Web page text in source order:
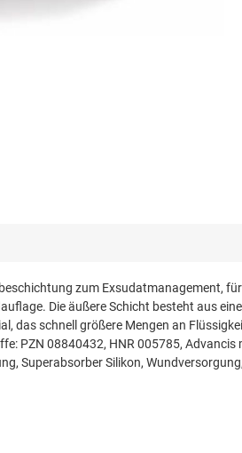
zum Exsudatmanagement,
Die äußere Schicht besteht aus
das schnell größere Mengen an
PZN 08840432, HNR 005785,
Superabsorber Silikon,